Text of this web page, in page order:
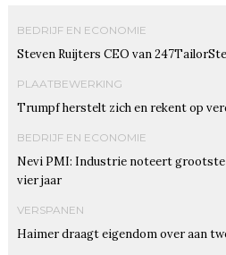
BEDRIJF EN ECONOMIE
Steven Ruijters CEO van
PLAATBEWERKING
Trumpf herstelt zich en rekent op
BEDRIJF EN ECONOMIE
Nevi PMI: Industrie noteert
vier jaar
VERSPANEN
Haimer draagt eigendom over aan